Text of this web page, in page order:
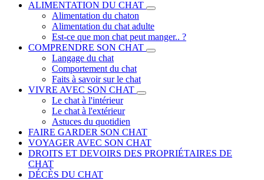
ALIMENTATION DU CHAT
Alimentation du chaton
Alimentation du chat adulte
Est-ce que mon chat peut manger.. ?
COMPRENDRE SON CHAT
Langage du chat
Comportement du chat
Faits à savoir sur le chat
VIVRE AVEC SON CHAT
Le chat à l'intérieur
Le chat à l'extérieur
Astuces du quotidien
FAIRE GARDER SON CHAT
VOYAGER AVEC SON CHAT
DROITS ET DEVOIRS DES PROPRIÉTAIRES DE
CHAT
DÉCÈS DU CHAT